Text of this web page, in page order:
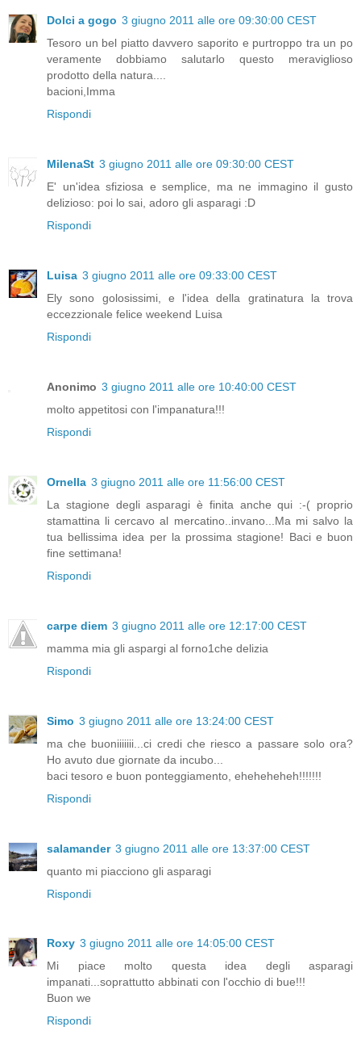
Dolci a gogo 3 giugno 2011 alle ore 09:30:00 CEST
Tesoro un bel piatto davvero saporito e purtroppo tra un po
veramente dobbiamo salutarlo questo meraviglioso
prodotto della natura....
bacioni,Imma
Rispondi
MilenaSt 3 giugno 2011 alle ore 09:30:00 CEST
E' un'idea sfiziosa e semplice, ma ne immagino il gusto
delizioso: poi lo sai, adoro gli asparagi :D
Rispondi
Luisa 3 giugno 2011 alle ore 09:33:00 CEST
Ely sono golosissimi, e l'idea della gratinatura la trova
eccezzionale felice weekend Luisa
Rispondi
Anonimo 3 giugno 2011 alle ore 10:40:00 CEST
molto appetitosi con l'impanatura!!!
Rispondi
Ornella 3 giugno 2011 alle ore 11:56:00 CEST
La stagione degli asparagi è finita anche qui :-( proprio
stamattina li cercavo al mercatino..invano...Ma mi salvo la
tua bellissima idea per la prossima stagione! Baci e buon
fine settimana!
Rispondi
carpe diem 3 giugno 2011 alle ore 12:17:00 CEST
mamma mia gli aspargi al forno1che delizia
Rispondi
Simo 3 giugno 2011 alle ore 13:24:00 CEST
ma che buoniiiiiii...ci credi che riesco a passare solo ora?
Ho avuto due giornate da incubo...
baci tesoro e buon ponteggiamento, eheheheheh!!!!!!!
Rispondi
salamander 3 giugno 2011 alle ore 13:37:00 CEST
quanto mi piacciono gli asparagi
Rispondi
Roxy 3 giugno 2011 alle ore 14:05:00 CEST
Mi piace molto questa idea degli asparagi
impanati...soprattutto abbinati con l'occhio di bue!!!
Buon we
Rispondi